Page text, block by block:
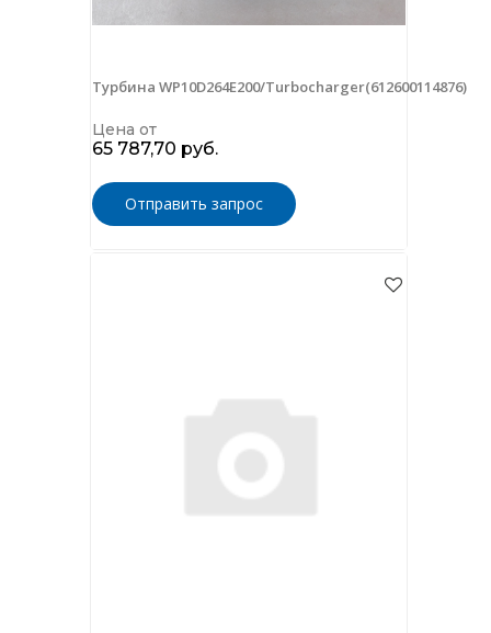
Турбина WP10D264E200/Turbocharger(612600114876)
Цена от
65 787,70 руб.
Отправить запрос